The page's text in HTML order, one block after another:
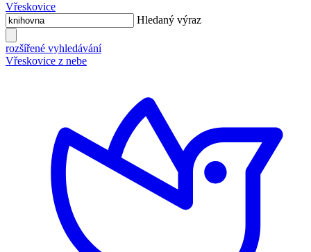
Vřeskovice
Hledaný výraz
rozšířené vyhledávání
Vřeskovice z nebe